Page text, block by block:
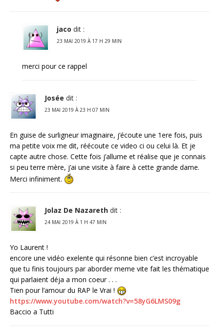
jaco dit :
23 MAI 2019 À 17 H 29 MIN
merci pour ce rappel
Josée dit :
23 MAI 2019 À 23 H 07 MIN
En guise de surligneur imaginaire, j’écoute une 1ere fois, puis
ma petite voix me dit, réécoute ce video ci ou celui là. Et je
capte autre chose. Cette fois j’allume et réalise que je connais
si peu terre mère, j’ai une visite à faire à cette grande dame.
Merci infiniment.
Jolaz De Nazareth dit :
24 MAI 2019 À 1 H 47 MIN
Yo Laurent !
encore une vidéo exelente qui résonne bien c’est incroyable
que tu finis toujours par aborder meme vite fait les thématique
qui parlaient déja a mon coeur . . .
Tien pour l’amour du RAP le Vrai !
https://www.youtube.com/watch?v=58yG6LMS09g
Baccio a Tutti